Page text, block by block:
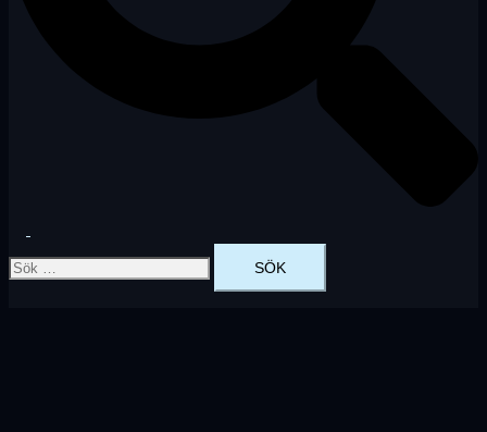
på/av
meny
Sök
efter: